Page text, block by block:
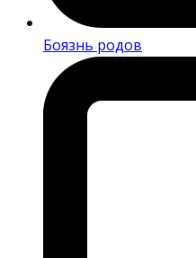
Боязнь родов